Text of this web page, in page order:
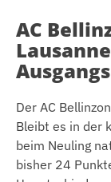
AC
Der AC
Bleibt es in der
beim Neuling
bisher 24